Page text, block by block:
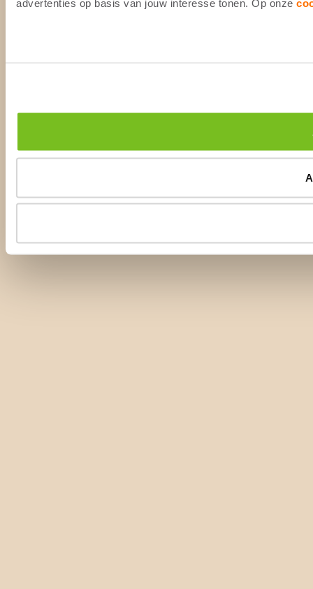
advertenties op basis van jouw interesse tonen. Op onze